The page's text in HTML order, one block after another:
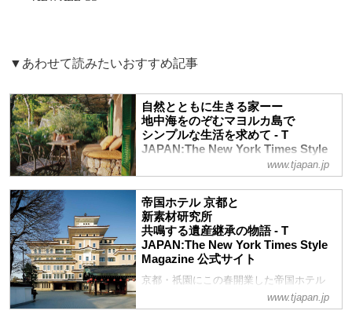
▼あわせて読みたいおすすめ記事
自然とともに生きる家ーー
地中海をのぞむマヨルカ島で
シンプルな生活を求めて - T
JAPAN:The New York Times Style
が素朴でシンプルなカントリーハウスをつ
くっている。この家は、より環境にやさし
いよき生き方を提案する作品でもあるのだ
www.tjapan.jp
帝国ホテル 京都と
新素材研究所
共鳴する遺産継承の物語 - T
JAPAN:The New York Times Style
Magazine 公式サイト
京都・祇園にこの春開業した帝国ホテル
京都。内装デザインを手がけた新素材研究
所の榊田倫之に話を聞きながら、歴史的建
www.tjapan.jp